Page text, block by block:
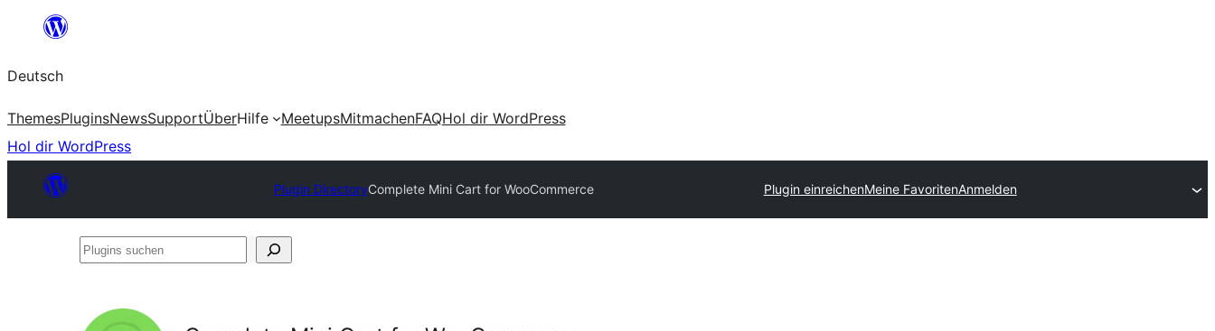
springen
Deutsch
ThemesPluginsNewsSupportÜberHilfe MeetupsMitmachenFAQHol dir WordPress
Hol dir WordPress
Plugin DirectoryComplete Mini Cart for WooCommerce Plugin einreichenMeine FavoritenAnmelden
Plugins